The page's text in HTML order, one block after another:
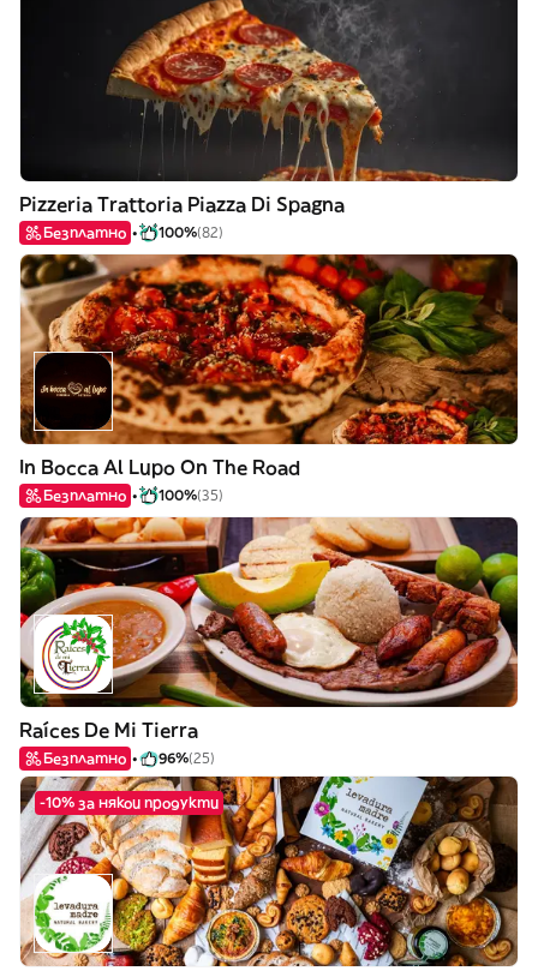
Pizzeria Trattoria Piazza Di Spagna
Безплатно 100%(82)
In Bocca Al Lupo On The Road
Безплатно 100%(35)
Raíces De Mi Tierra
Безплатно 96%(25)
-10% за някои продукти